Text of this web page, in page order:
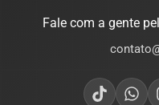
Fale com a gente